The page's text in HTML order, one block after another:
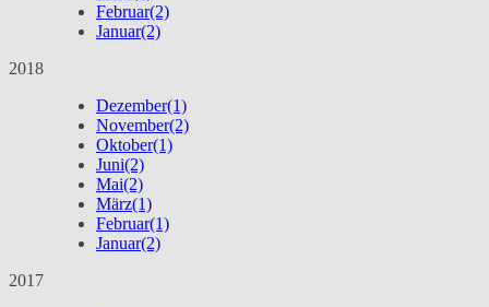
Februar(2)
Januar(2)
2018
Dezember(1)
November(2)
Oktober(1)
Juni(2)
Mai(2)
März(1)
Februar(1)
Januar(2)
2017